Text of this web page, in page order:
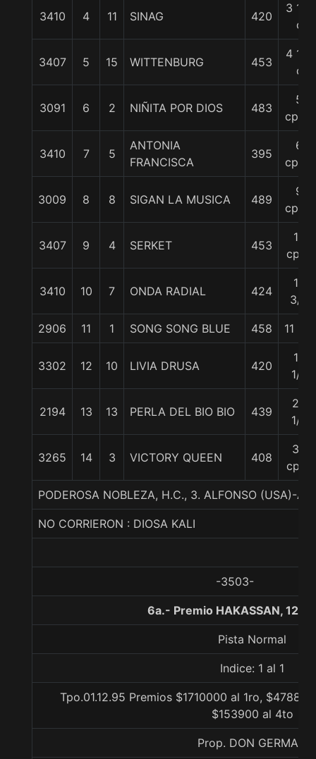
3410 4 11 SINAG 420
3 1/4
c
3407 5 15 WITTENBURG 453
4 1/4
c
3091 6 2 NIÑITA POR DIOS 483
5
cpos.
3410 7 5
ANTONIA
FRANCISCA
395
6
cpos.
3009 8 8 SIGAN LA MUSICA 489
9
cpos.
3407 9 4 SERKET 453
10
cpos
3410 10 7 ONDA RADIAL 424
10
3/4
2906 11 1 SONG SONG BLUE 458 11 1/2
3302 12 10 LIVIA DRUSA 420
12
1/4
2194 13 13 PERLA DEL BIO BIO 439
25
1/2
3265 14 3 VICTORY QUEEN 408
30
cpos
PODEROSA NOBLEZA, H.C., 3. ALFONSO (USA)-
NO CORRIERON : DIOSA KALI
-3503-
6a.- Premio HAKASSAN,
Pista Normal
Indice: 1 al 1
Tpo.01.12.95 Premios $1710000 al 1ro,
$153900 al 4to
Prop. DON GERMAN